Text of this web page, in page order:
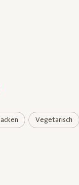
Vegetarisch